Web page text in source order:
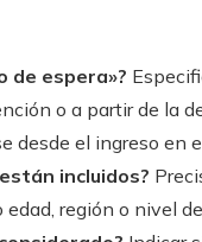
de espera»?
o a partir de la
desde el ingreso en
incluidos?
región o nivel